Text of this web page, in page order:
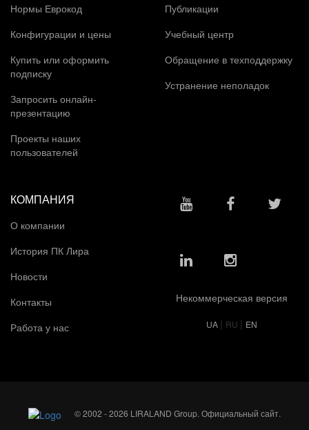
Нормы Еврокод
Конфигурации и цены
Купить или оформить
подписку
Запросить онлайн-
презентацию
Проекты наших
пользователей
Публикации
Учебный центр
Обращение в техподдержку
Устранение неполадок
КОМПАНИЯ
О компании
История ПК Лира
Новости
Контакты
Работа у нас
Некоммерческая версия
UA | RU | EN
© 2002 - 2026 LIRALAND Group. Официальный сайт.